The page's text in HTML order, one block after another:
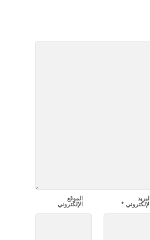
البريد
الإلكتروني *
الموقع
الإلكتروني